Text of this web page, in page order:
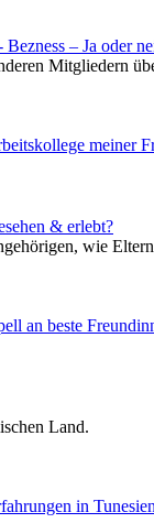
– Ja oder
Mitgliedern
meiner
& erlebt?
wie
an beste
Land.
in Tunesien